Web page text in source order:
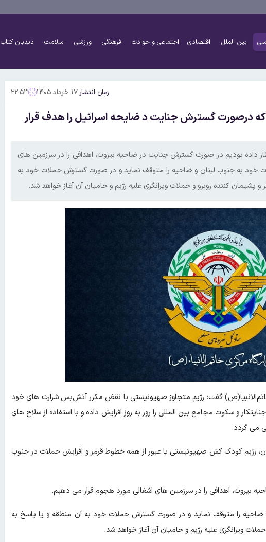
بین الملل اقتصادی اجتماعی و حوادث فرهنگی ورزشی سلامت دیدبان کتاب
زمان انتشار:۱۷ خرداد ۱۴۰۵ ۲۲:۵۳
که درصورت گسترش جنایت د ضایحه اسرائیل را هدف قرار
داده بودیم در صورت گسترش جنایت در ضاحیه بیروت، اهدافی را در سرزمین های
خود به جنوب لبنان و ضاحیه را متوقف نماید و در صورت گسترش حملات خود به
و پشیمان کننده روبرو و حملات ویرانگری علیه رژیم و حامیان آن آغاز خواهد شد.
گفت: رژیم متجاوز صهیونیستی با نقض مکرر آتش‌بس شرارت های خود
و سکوت مجامع بین المللی را روز به روز افزایش داده و با استفاده از سلاح های
می گردد.
رژیم کودک کش صهیونیستی با عبور از همه خطوط قرمز و افزایش حملات در جنوب
بیروت، اهدافی را در سرزمین های اشغالی مورد هجوم قرار می دهیم.
را متوقف نماید و در صورت گسترش حملات خود به آن منطقه و یا پاسخ به
ویرانگری علیه رژیم و حامیان آن آغاز خواهد شد.